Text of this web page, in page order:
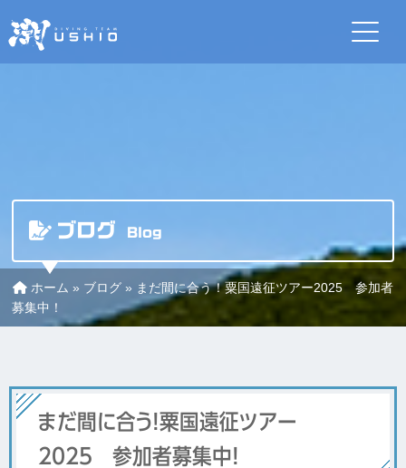
ブログ Blog
ホーム » ブログ» まだ間に合う！粟国遠征ツアー2025 参加者
募集中！
まだ間に合う！粟国遠征ツアー
2025 参加者募集中！